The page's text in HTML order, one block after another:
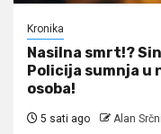
Kronika
Nasilna smrt!?
Policija sumnja u
osoba!
5 sati ago Alan